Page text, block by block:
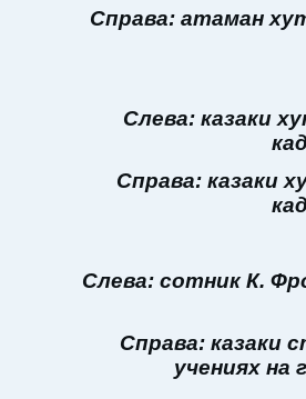
Справа: атаман
Слева: казаки
Справа: казаки
Слева: сотник К.
Справа: казаки
учениях на